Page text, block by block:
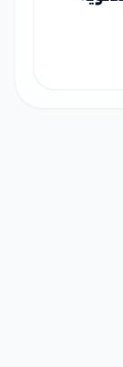
وزارة التربية